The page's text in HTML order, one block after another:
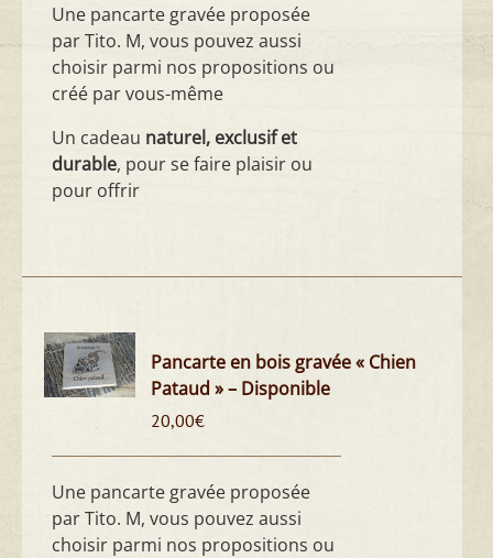
Une pancarte gravée proposée
par Tito. M, vous pouvez aussi
choisir parmi nos propositions ou
créé par vous-même
Un cadeau naturel, exclusif et
durable, pour se faire plaisir ou
pour offrir
Pancarte en bois gravée « Chien
Pataud » – Disponible
20,00€
Une pancarte gravée proposée
par Tito. M, vous pouvez aussi
choisir parmi nos propositions ou